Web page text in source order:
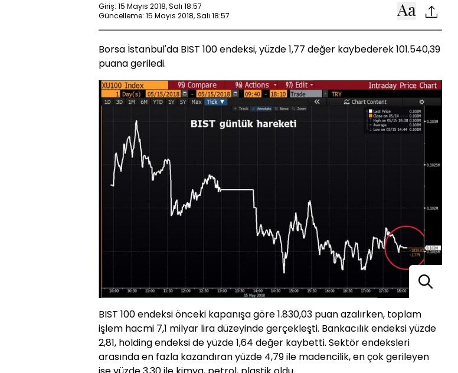
Giriş: 15 Mayıs 2018, Salı 18:57
Güncelleme: 15 Mayıs 2018, Salı 18:57
Borsa İstanbul'da BIST 100 endeksi, yüzde 1,77 değer kaybederek 101.540,39
puana geriledi.
BIST 100 endeksi önceki kapanışa göre 1.830,03 puan azalırken, toplam
işlem hacmi 7,1 milyar lira düzeyinde gerçekleşti. Bankacılık endeksi yüzde
2,81, holding endeksi de yüzde 1,64 değer kaybetti. Sektör endeksleri
arasında en fazla kazandıran yüzde 4,79 ile madencilik, en çok gerileyen